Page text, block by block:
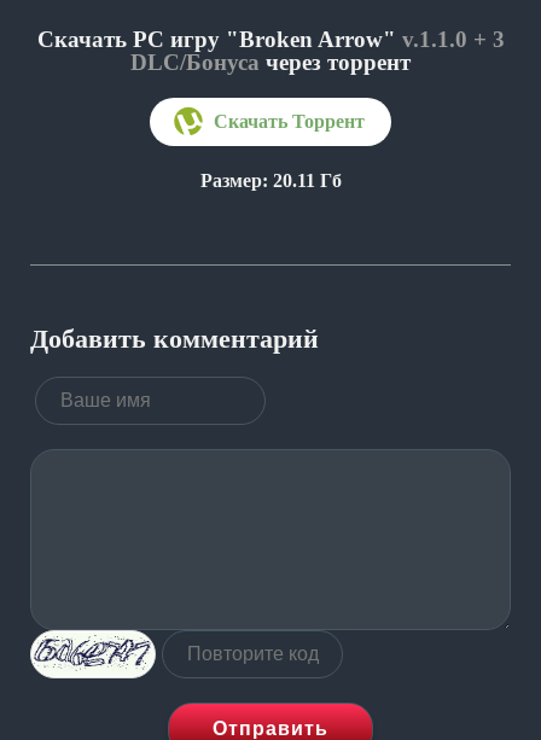
Скачать PC игру "Broken Arrow" v.1.1.0 + 3
DLC/Бонуса через торрент
Размер: 20.11 Гб
Добавить комментарий
Отправить